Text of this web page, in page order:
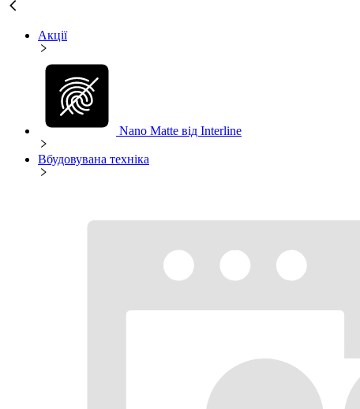
Акції
Nano Matte від Interline
Вбудовувана техніка